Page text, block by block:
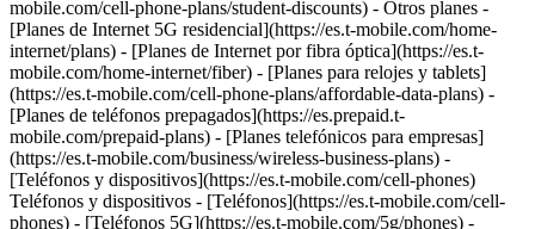
mobile.com/cell-phone-plans/student-discounts) - Otros planes -
[Planes de Internet 5G residencial](https://es.t-mobile.com/home-
internet/plans) - [Planes de Internet por fibra óptica](https://es.t-
mobile.com/home-internet/fiber) - [Planes para relojes y tablets]
(https://es.t-mobile.com/cell-phone-plans/affordable-data-plans) -
[Planes de teléfonos prepagados](https://es.prepaid.t-
mobile.com/prepaid-plans) - [Planes telefónicos para empresas]
(https://es.t-mobile.com/business/wireless-business-plans) -
[Teléfonos y dispositivos](https://es.t-mobile.com/cell-phones)
Teléfonos y dispositivos - [Teléfonos](https://es.t-mobile.com/cell-
phones) - [Teléfonos 5G](https://es.t-mobile.com/5g/phones) -